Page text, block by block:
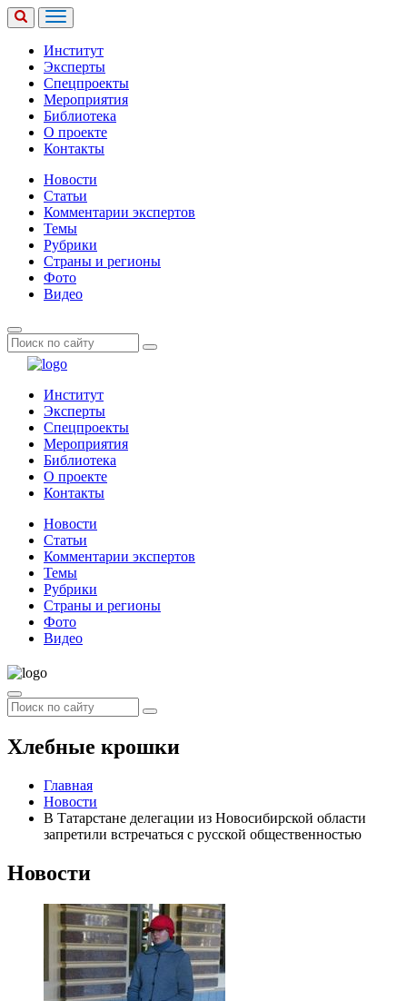
Институт
Эксперты
Спецпроекты
Мероприятия
Библиотека
О проекте
Контакты
Новости
Статьи
Комментарии экспертов
Темы
Рубрики
Страны и регионы
Фото
Видео
Институт
Эксперты
Спецпроекты
Мероприятия
Библиотека
О проекте
Контакты
Новости
Статьи
Комментарии экспертов
Темы
Рубрики
Страны и регионы
Фото
Видео
Хлебные крошки
Главная
Новости
В Татарстане делегации из Новосибирской области
запретили встречаться с русской общественностью
Новости